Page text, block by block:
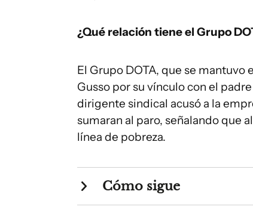
¿Qué relación tiene el Grupo
El Grupo DOTA, que se
Gusso por su vínculo con el
dirigente sindical acusó a la
sumaran al paro, señalando que
línea de pobreza.
Cómo sigue